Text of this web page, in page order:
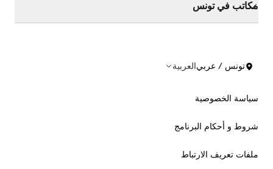
مكاتب في تونس
تونس / عربيالعربية
سياسة الخصوصية
شروط و أحكام البرنامج
ملفات تعريف الارتباط